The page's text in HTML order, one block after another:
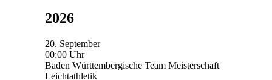
2026
20. September
00:00 Uhr
Baden Württembergische Team Meisterschaft
Leichtathletik